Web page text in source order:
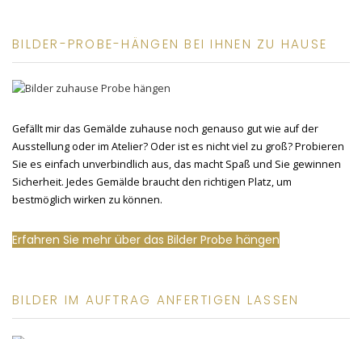
BILDER-PROBE-HÄNGEN BEI IHNEN ZU HAUSE
Gefällt mir das Gemälde zuhause noch genauso gut wie auf der
Ausstellung oder im Atelier? Oder ist es nicht viel zu groß? Probieren
Sie es einfach unverbindlich aus, das macht Spaß und Sie gewinnen
Sicherheit. Jedes Gemälde braucht den richtigen Platz, um
bestmöglich wirken zu können.
Erfahren Sie mehr über das Bilder Probe hängen
BILDER IM AUFTRAG ANFERTIGEN LASSEN